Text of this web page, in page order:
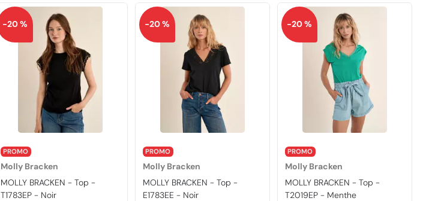
PROMO
Molly Bracken
MOLLY BRACKEN - Top -
T1783EP - Noir
-20 %
PROMO
Molly Bracken
MOLLY BRACKEN - Top -
E1783EE - Noir
-20 %
PROMO
Molly Bracken
MOLLY BRACKEN - Top -
T2019EP - Menthe
-20 %